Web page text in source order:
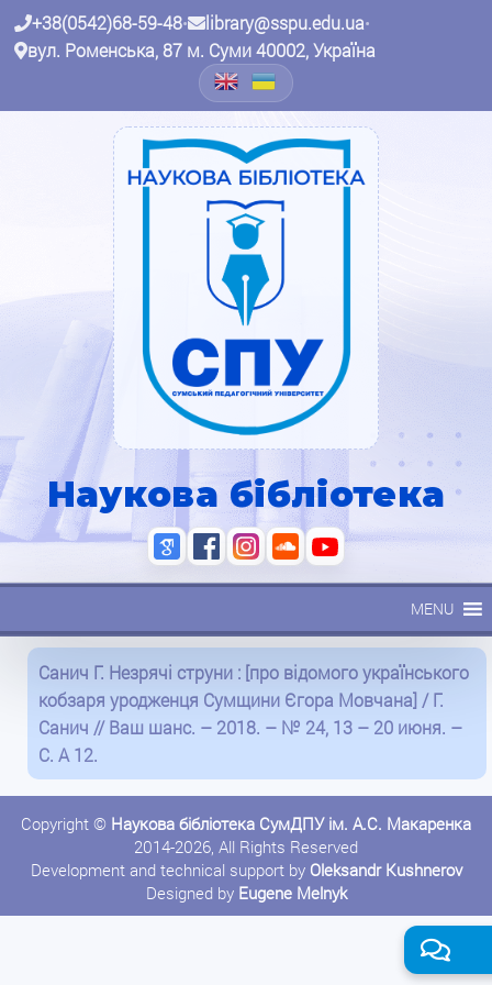
+38(0542)68-59-48• library@sspu.edu.ua•
вул. Роменська, 87 м. Суми 40002, Україна
Наукова бібліотека
MENU
Санич Г. Незрячі струни : [про відомого українського
кобзаря уродженця Сумщини Єгора Мовчана] / Г.
Санич // Ваш шанс. – 2018. – № 24, 13 – 20 июня. –
С. А 12.
Copyright © Наукова бібліотека СумДПУ ім. А.С. Макаренка
2014-2026, All Rights Reserved
Development and technical support by Oleksandr Kushnerov
Designed by Eugene Melnyk